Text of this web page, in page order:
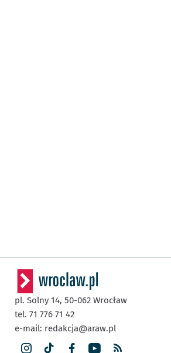
pl. Solny 14, 50-062 Wrocław
tel. 71 776 71 42
e-mail: redakcja@araw.pl